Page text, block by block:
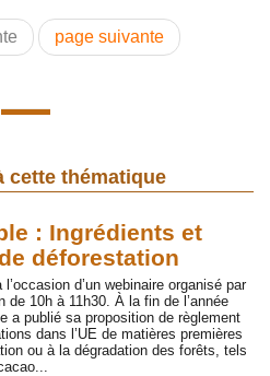
page suivante
cette thématique
: Ingrédients et
déforestation
d’un webinaire organisé par
10h à 11h30. À la fin de l’année
a publié sa proposition de règlement
dans l’UE de matières premières
ou à la dégradation des forêts, tels